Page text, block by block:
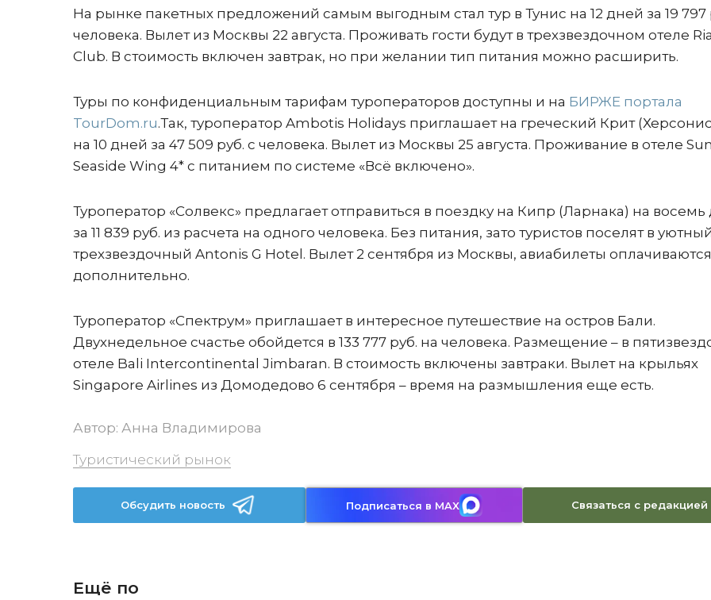
На рынке пакетных предложений самым выгодным стал тур в Тунис на 12 дней за 19 797
человека. Вылет из Москвы 22 августа. Проживать гости будут в трехзвездочном отеле
Club. В стоимость включен завтрак, но при желании тип питания можно расширить.
Туры по конфиденциальным тарифам туроператоров доступны и на БИРЖЕ портала
TourDom.ru.Так, туроператор Ambotis Holidays приглашает на греческий Крит
на 10 дней за 47 509 руб. с человека. Вылет из Москвы 25 августа. Проживание в отеле
Seaside Wing 4* с питанием по системе «Всё включено».
Туроператор «Солвекс» предлагает отправиться в поездку на Кипр (Ларнака) на восемь
за 11 839 руб. из расчета на одного человека. Без питания, зато туристов поселят в уютный
трехзвездочный Antonis G Hotel. Вылет 2 сентября из Москвы, авиабилеты оплачиваются
дополнительно.
Туроператор «Спектрум» приглашает в интересное путешествие на остров Бали.
Двухнедельное счастье обойдется в 133 777 руб. на человека. Размещение – в
отеле Bali Intercontinental Jimbaran. В стоимость включены завтраки. Вылет на крыльях
Singapore Airlines из Домодедово 6 сентября – время на размышления еще есть.
Автор: Анна Владимирова
Туристический рынок
Обсудить новость Подписаться в MAX Связаться с редакцией
Ещё по